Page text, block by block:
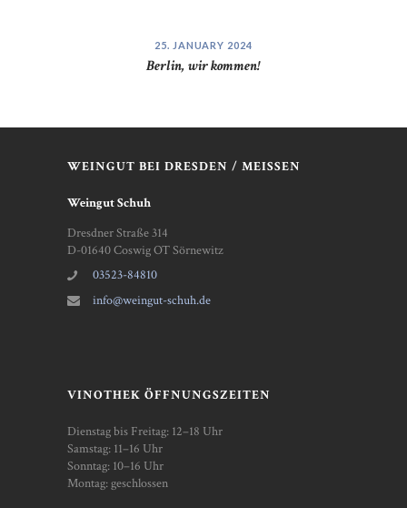
25. JANUARY 2024
Berlin, wir kommen!
WEINGUT BEI DRESDEN / MEISSEN
Weingut Schuh
Dresdner Straße 314
D-01640 Coswig OT Sörnewitz
03523-84810
info@weingut-schuh.de
VINOTHEK ÖFFNUNGSZEITEN
Dienstag bis Freitag: 12–18 Uhr
Samstag: 11–16 Uhr
Sonntag: 10–16 Uhr
Montag: geschlossen